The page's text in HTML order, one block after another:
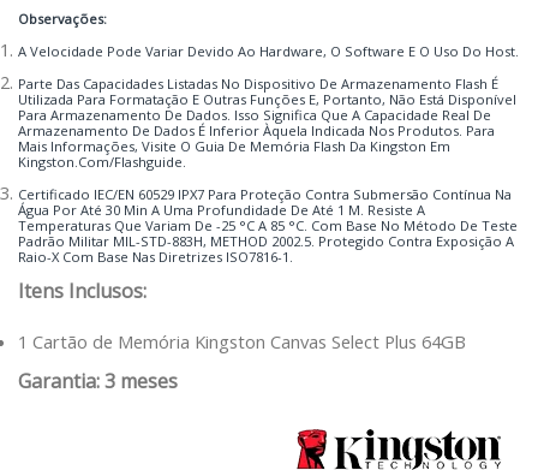
Observações:
A Velocidade Pode Variar Devido Ao Hardware, O Software E O Uso Do Host.
Parte Das Capacidades Listadas No Dispositivo De Armazenamento Flash É
Utilizada Para Formatação E Outras Funções E, Portanto, Não Está Disponível
Para Armazenamento De Dados. Isso Significa Que A Capacidade Real De
Armazenamento De Dados É Inferior Àquela Indicada Nos Produtos. Para
Mais Informações, Visite O Guia De Memória Flash Da Kingston Em
Kingston.com/flashguide.
Certificado IEC/EN 60529 IPX7 Para Proteção Contra Submersão Contínua Na
Água Por Até 30 Min A Uma Profundidade De Até 1 M. Resiste A
Temperaturas Que Variam De -25 °C A 85 °C. Com Base No Método De Teste
Padrão Militar MIL-STD-883H, METHOD 2002.5. Protegido Contra Exposição A
Raio-X Com Base Nas Diretrizes ISO7816-1.
Itens Inclusos:
1 Cartão de Memória Kingston Canvas Select Plus 64GB
Garantia: 3 meses